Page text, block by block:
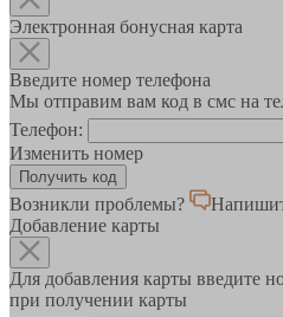
Электронная бонусная карта
Введите номер телефона
Мы отправим вам код в смс на
Телефон:
Изменить номер
Возникли проблемы?
Добавление карты
Для добавления карты введите
при получении карты